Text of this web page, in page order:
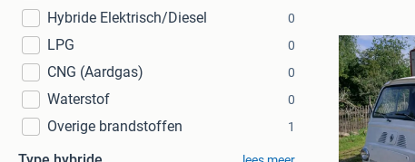
Hybride Elektrisch/Diesel 0
LPG 0
CNG (Aardgas) 0
Waterstof 0
Overige brandstoffen 1
Verspuij